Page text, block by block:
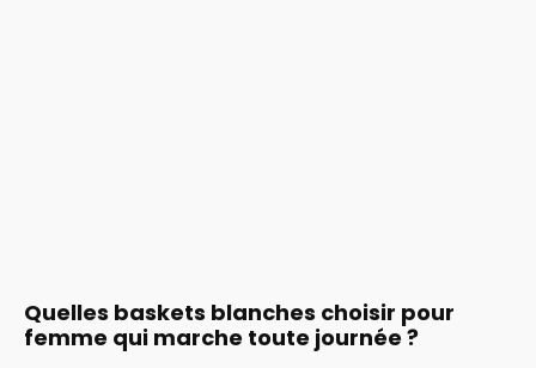
Quelles baskets blanches choisir pour
femme qui marche toute journée ?